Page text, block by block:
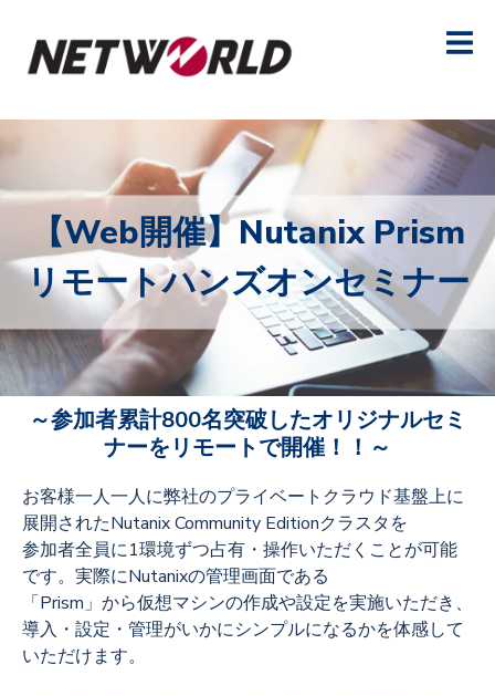
【Web開催】Nutanix Prism
リモートハンズオンセミナー
～参加者累計800名突破したオリジナルセミ
ナーをリモートで開催！！～
お客様一人一人に弊社のプライベートクラウド基盤上に
展開されたNutanix Community Editionクラスタを
参加者全員に1環境ずつ占有・操作いただくことが可能
です。実際にNutanixの管理画面である
「Prism」から仮想マシンの作成や設定を実施いただき、
導入・設定・管理がいかにシンプルになるかを体感して
いただけます。